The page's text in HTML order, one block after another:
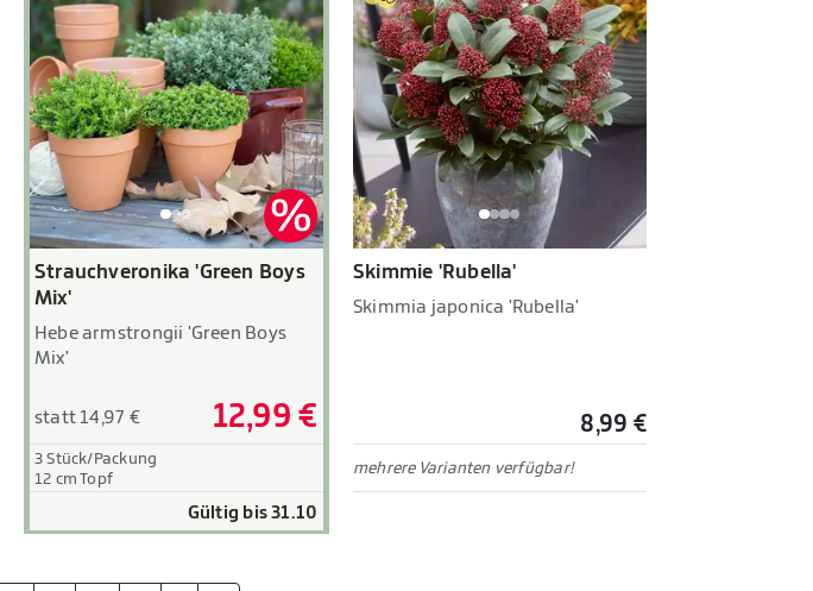
Strauchveronika 'Green Boys
Mix'
Hebe armstrongii 'Green Boys
Mix'
statt 14,97 € 12,99 €
3 Stück/Packung
12 cm Topf
Gültig bis 31.10
Skimmie 'Rubella'
Skimmia japonica 'Rubella'
8,99 €
mehrere Varianten verfügbar!